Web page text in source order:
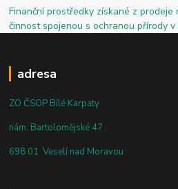
Finanční prostředky získané z prodeje
činnost spojenou s ochranou přírody
adresa
ZO ČSOP Bílé Karpaty
nám. Bartolomějské 47
698 01 Veselí nad Moravou